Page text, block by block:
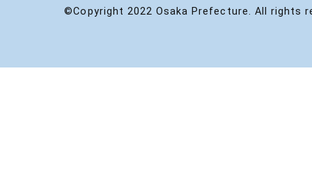
©Copyright 2022 Osaka Prefecture. All rights